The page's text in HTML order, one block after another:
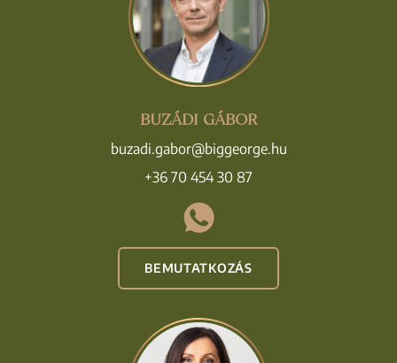
BUZÁDI GÁBOR
buzadi.gabor@biggeorge.hu
+36 70 454 30 87
BEMUTATKOZÁS